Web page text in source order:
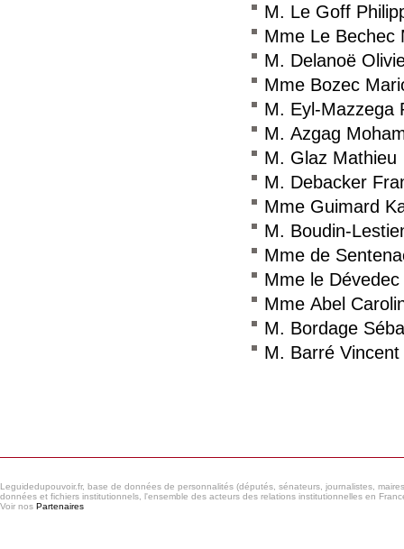
M. Le Goff
Mme Le Bechec
M. Delanoë
Mme Bozec
M. Eyl-Mazzega
M. Azgag
M. Glaz Mathieu
M. Debacker
Mme Guimard
M. Boudin-
Mme de
Mme le
Mme Abel
M. Bordage
M. Barré Vincent
Leguidedupouvoir.fr, base de données de personnalités (députés, sénateurs, journalistes,
données et fichiers institutionnels, l'ensemble des acteurs des relations institutionnelles en
Voir nos Partenaires